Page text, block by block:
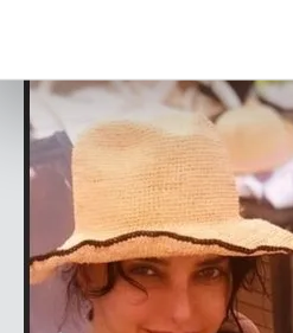
Sizlere daha iyi bir hizmet
çerezler vasıtasıyla çeşitli kişisel
amacıyla kullanılmaktadır. Diğer
reklam/pazarlama faaliyetlerinin
Çerezlere ilişkin tercihlerinizi
butonuna tıklayabilir,Çerez